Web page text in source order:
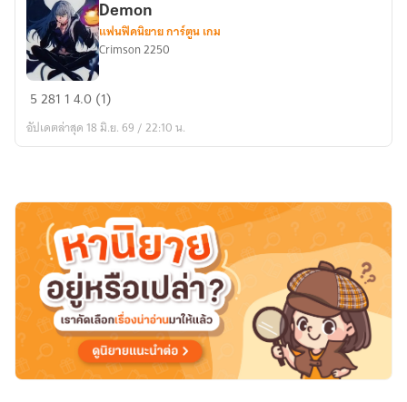
[นิยาย
Tensura:
Demon
Demon
แฟนฟิคนิยาย การ์ตูน เกม
Crimson 2250
5281 14.0 (1)
อัปเดตล่าสุด 18 มิ.ย. 69 / 22:10 น.